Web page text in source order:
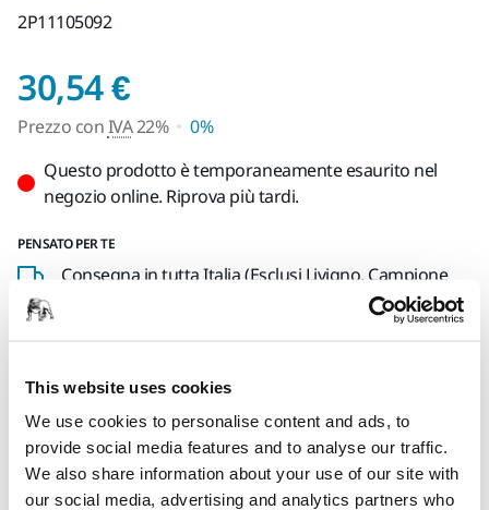
This website uses cookies
We use cookies to personalise content and ads, to
provide social media features and to analyse our traffic.
We also share information about your use of our site with
our social media, advertising and analytics partners who
2P11105092
30,54 €Prezzo con IVA 22%
Prezzo conIVA22%
0%
Questo prodotto è temporaneamente esaurito nel
negozio online. Riprova più tardi.
PENSATO PER TE
Consegna in tutta Italia (Esclusi Livigno, Campione
Pagamento sicuro con carta di credito
Spedizione tracciabile
Effettua un reso facilmente su www.mirka.com/it-
it/supporto/reso-articoli